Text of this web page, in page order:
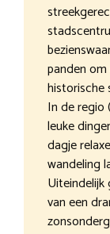
panden
historische
In de regio
leuke
dagje
wandeling
van een